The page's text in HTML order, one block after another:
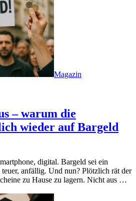
Magazin
– warum die
wieder auf Bargeld
digital. Bargeld sei ein
anfällig. Und nun? Plötzlich rät der
zu Hause zu lagern. Nicht aus …